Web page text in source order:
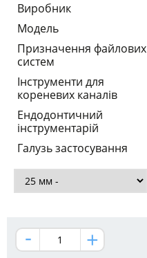
Виробник
Модель
Призначення файлових
систем
Інструменти для
кореневих каналів
Ендодонтичний
інструментарій
Галузь застосування